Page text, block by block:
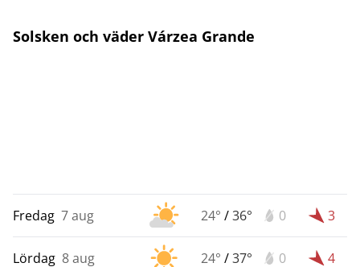
Solsken och väder Várzea Grande
Fredag 7 aug 24° /36° 0 3
Lördag 8 aug 24° /37° 0 4